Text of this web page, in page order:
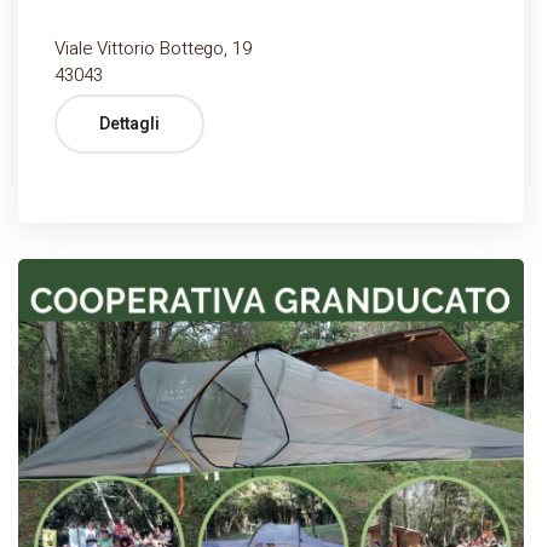
Viale Vittorio Bottego, 19
43043
Dettagli